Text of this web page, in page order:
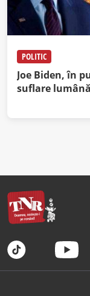
POLITIC
Joe Biden, în
suflare